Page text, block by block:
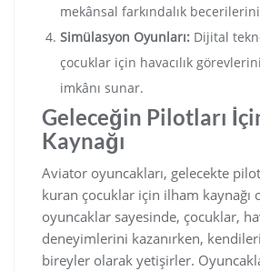
mekânsal farkındalık becerilerini
Simülasyon Oyunları: Dijital
çocuklar için havacılık
imkânı sunar.
Geleceğin Pilotları
Kaynağı
Aviator oyuncakları, gelecekte
kuran çocuklar için ilham kaynağı
oyuncaklar sayesinde, çocuklar,
deneyimlerini kazanırken,
bireyler olarak yetişirler.